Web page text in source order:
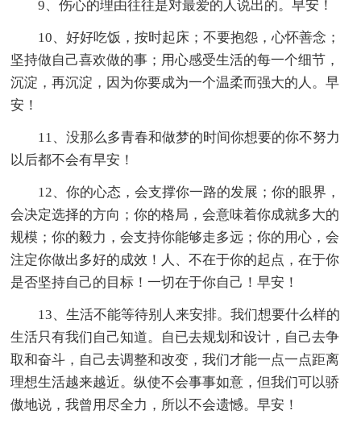
9、伤心的理由往往是对最爱的人说出的。早安！
10、好好吃饭，按时起床；不要抱怨，心怀善念；
坚持做自己喜欢做的事；用心感受生活的每一个细节，
沉淀，再沉淀，因为你要成为一个温柔而强大的人。早
安！
11、没那么多青春和做梦的时间你想要的你不努力
以后都不会有早安！
12、你的心态，会支撑你一路的发展；你的眼界，
会决定选择的方向；你的格局，会意味着你成就多大的
规模；你的毅力，会支持你能够走多远；你的用心，会
注定你做出多好的成效！人、不在于你的起点，在于你
是否坚持自己的目标！一切在于你自己！早安！
13、生活不能等待别人来安排。我们想要什么样的
生活只有我们自己知道。自已去规划和设计，自己去争
取和奋斗，自己去调整和改变，我们才能一点一点距离
理想生活越来越近。纵使不会事事如意，但我们可以骄
傲地说，我曾用尽全力，所以不会遗憾。早安！